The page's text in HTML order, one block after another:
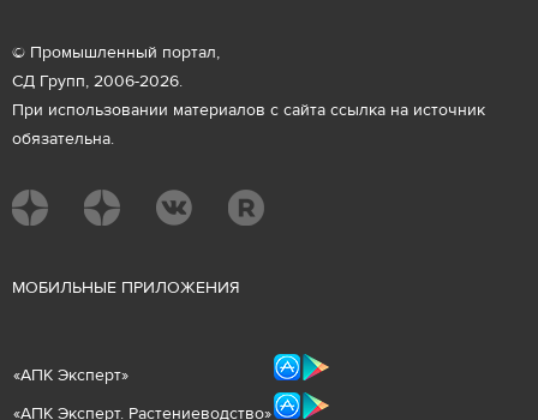
© Промышленный портал,
СД Групп, 2006-2026.
При использовании материалов с сайта ссылка на источник
обязательна.
МОБИЛЬНЫЕ ПРИЛОЖЕНИЯ
«АПК Эксперт»
«АПК Эксперт. Растениеводство»